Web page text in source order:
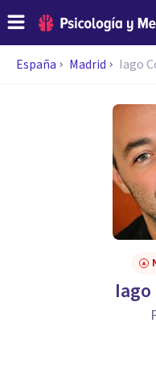
España Madrid Iago